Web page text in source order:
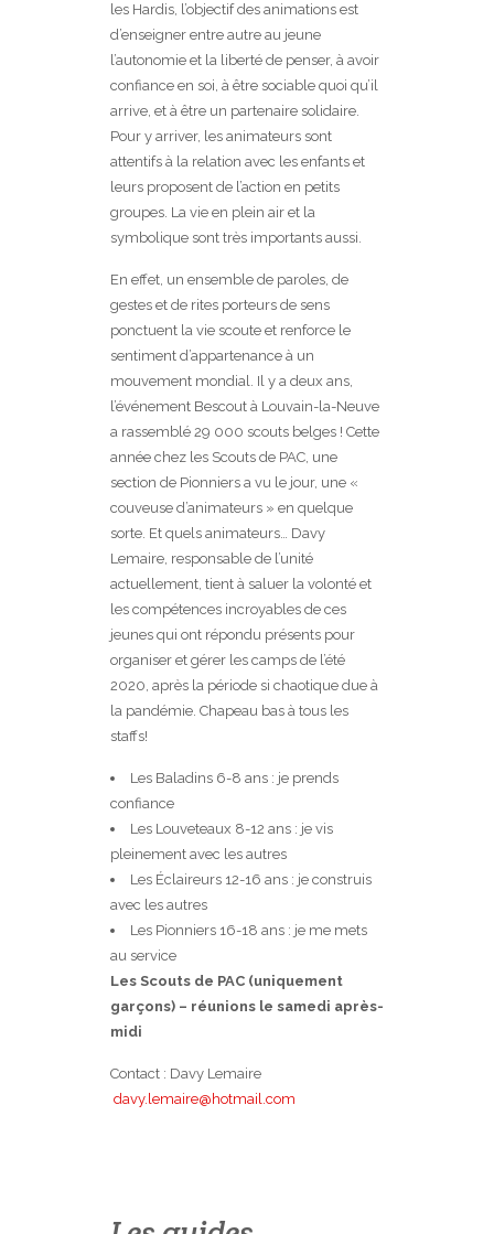
les Hardis, l’objectif des animations est
d’enseigner entre autre au jeune
l’autonomie et la liberté de penser, à avoir
confiance en soi, à être sociable quoi qu’il
arrive, et à être un partenaire solidaire.
Pour y arriver, les animateurs sont
attentifs à la relation avec les enfants et
leurs proposent de l’action en petits
groupes. La vie en plein air et la
symbolique sont très importants aussi.
En effet, un ensemble de paroles, de
gestes et de rites porteurs de sens
ponctuent la vie scoute et renforce le
sentiment d’appartenance à un
mouvement mondial. Il y a deux ans,
l’événement Bescout à Louvain-la-Neuve
a rassemblé 29 000 scouts belges ! Cette
année chez les Scouts de PAC, une
section de Pionniers a vu le jour, une «
couveuse d’animateurs » en quelque
sorte. Et quels animateurs… Davy
Lemaire, responsable de l’unité
actuellement, tient à saluer la volonté et
les compétences incroyables de ces
jeunes qui ont répondu présents pour
organiser et gérer les camps de l’été
2020, après la période si chaotique due à
la pandémie. Chapeau bas à tous les
staffs!
Les Baladins 6-8 ans : je prends
confiance
Les Louveteaux 8-12 ans : je vis
pleinement avec les autres
Les Éclaireurs 12-16 ans : je construis
avec les autres
Les Pionniers 16-18 ans : je me mets
au service
Les Scouts de PAC (uniquement
garçons) – réunions le samedi après-
midi
Contact : Davy Lemaire
davy.lemaire@hotmail.com